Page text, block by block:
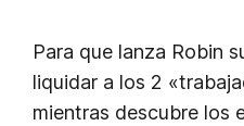
Para que lanza Robin
liquidar a los 2
mientras descubre los